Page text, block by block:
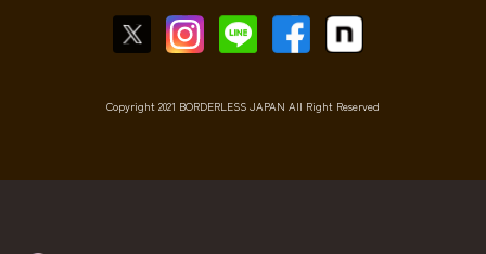
Copyright 2021 BORDERLESS JAPAN All Right Reserved